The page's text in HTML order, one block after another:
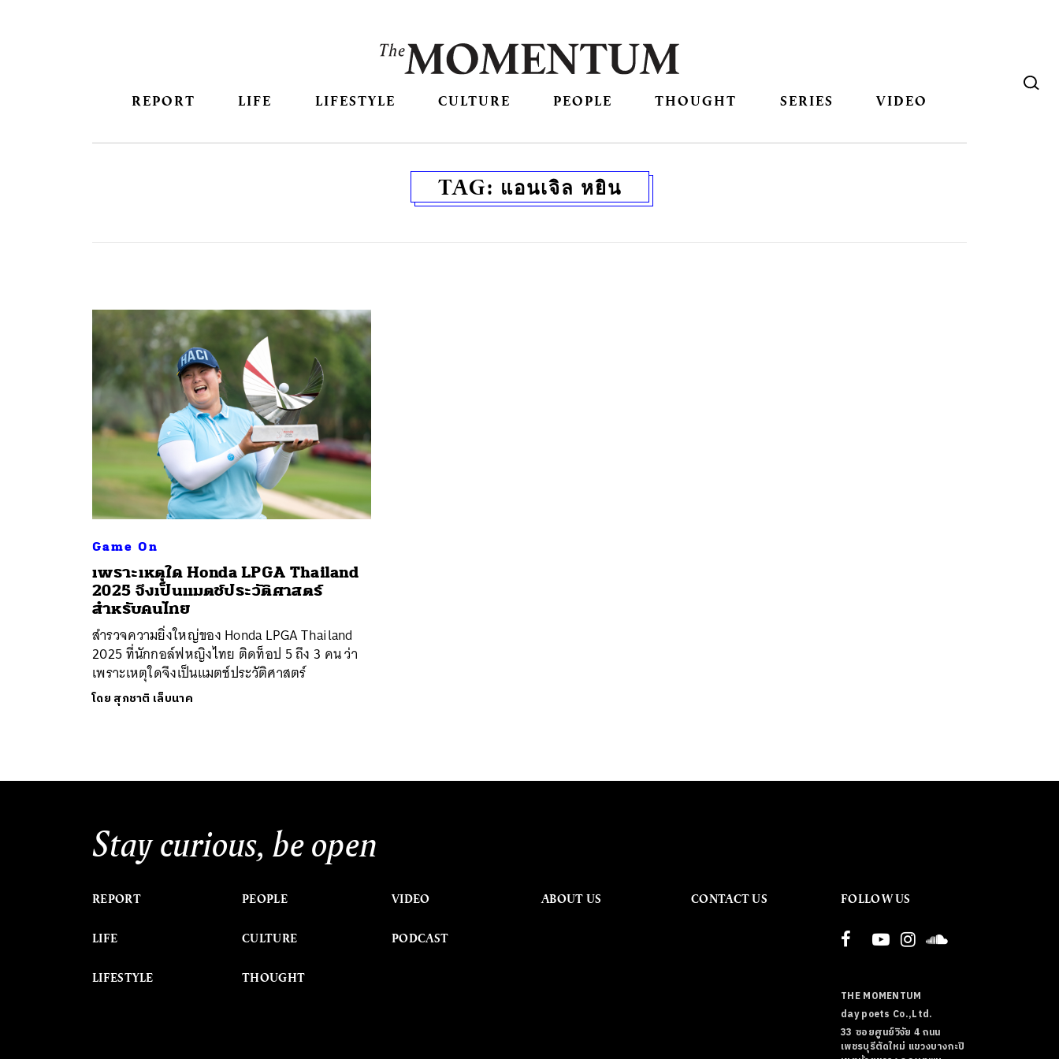
REPORT LIFE LIFESTYLE CULTURE PEOPLE THOUGHT SERIES VIDEO
TAG: แอนเจิล หยิน
Game On
เพราะเหตุใด Honda LPGA Thailand
2025 จึงเป็นแมตช์ประวัติศาสตร์
สำหรับคนไทย
สำรวจความยิ่งใหญ่ของ Honda LPGA Thailand
2025 ที่นักกอล์ฟหญิงไทย ติดท็อป 5 ถึง 3 คน ว่า
เพราะเหตุใดจึงเป็นแมตช์ประวัติศาสตร์
โดย สุภชาติ เล็บนาค
Stay curious, be open
REPORT
LIFE
LIFESTYLE
PEOPLE
CULTURE
THOUGHT
VIDEO
PODCAST
ABOUT US CONTACT US FOLLOW US
THE MOMENTUM
day poets Co.,Ltd.
33 ซอยศูนย์วิจัย 4 ถนน
เพชรบุรีตัดใหม่ แขวงบางกะปิ